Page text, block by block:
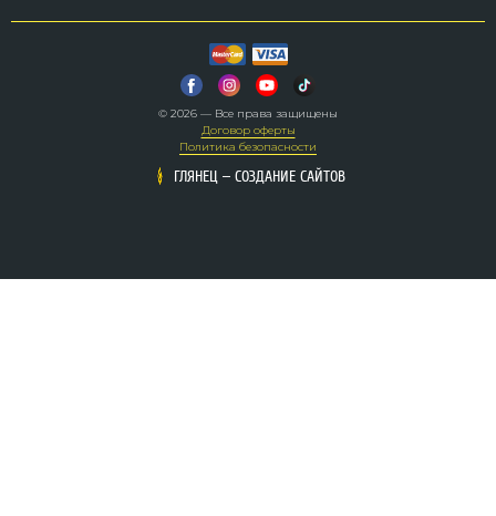
© 2026 — Все права защищены
Договор оферты
Политика безопасности
ГЛЯНЕЦ– СОЗДАНИЕ САЙТОВ
ГЛЯНЕЦ– СОЗДАНИЕ САЙТОВ